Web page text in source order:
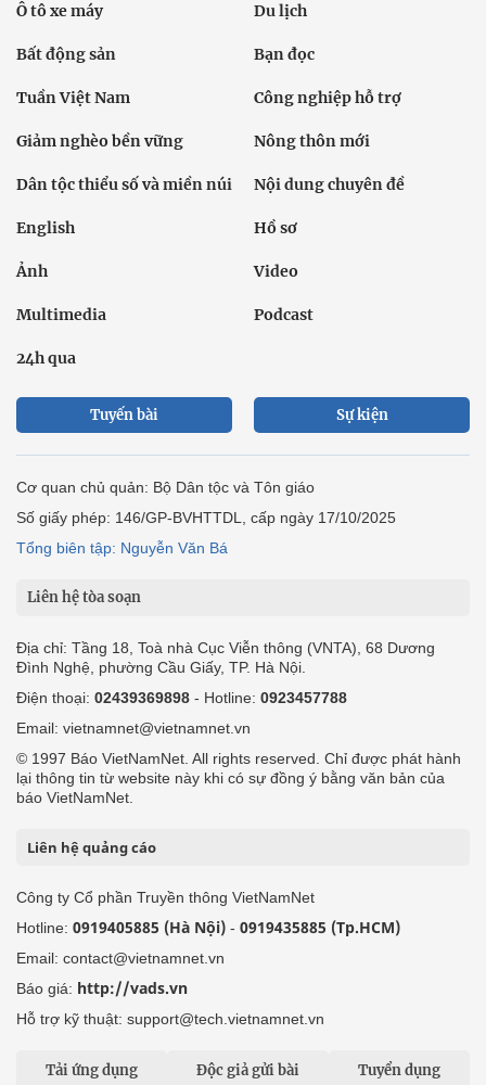
Ô tô xe máy Du lịch
Bất động sản Bạn đọc
Tuần Việt Nam Công nghiệp hỗ trợ
Giảm nghèo bền vững Nông thôn mới
Dân tộc thiểu số và miền núi Nội dung chuyên đề
English Hồ sơ
Ảnh Video
Multimedia Podcast
24h qua
Tuyến bài Sự kiện
Cơ quan chủ quản: Bộ Dân tộc và Tôn giáo
Số giấy phép: 146/GP-BVHTTDL, cấp ngày 17/10/2025
Tổng biên tập: Nguyễn Văn Bá
Liên hệ tòa soạn
Địa chỉ: Tầng 18, Toà nhà Cục Viễn thông (VNTA), 68 Dương
Đình Nghệ, phường Cầu Giấy, TP. Hà Nội.
Điện thoại: 02439369898 - Hotline: 0923457788
Email: vietnamnet@vietnamnet.vn
© 1997 Báo VietNamNet. All rights reserved. Chỉ được phát hành
lại thông tin từ website này khi có sự đồng ý bằng văn bản của
báo VietNamNet.
Liên hệ quảng cáo
Công ty Cổ phần Truyền thông VietNamNet
Hotline: 0919405885 (Hà Nội) - 0919435885 (Tp.HCM)
Email: contact@vietnamnet.vn
Báo giá: http://vads.vn
Hỗ trợ kỹ thuật: support@tech.vietnamnet.vn
Tải ứng dụng Độc giả gửi bài Tuyển dụng